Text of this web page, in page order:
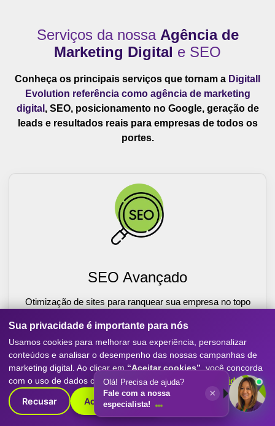
Serviços da nossa Agência de
Marketing Digital e SEO
Conheça os principais serviços que tornam a Digitall
Evolution referência como agência de marketing
digital , SEO, posicionamento no Google, geração de
leads e resultados reais para empresas de todos os
portes.
SEO Avançado
Otimização de sites para ranquear sua empresa no topo
técnico, conteúdo estratégico e link building para atrair
clientes e aumentar a autoridade da sua marca.
Saiba Mais
Sua privacidade é importante para nós
Usamos cookies para melhorar sua experiência, personalizar
conteúdos e analisar o desempenho das nossas campanhas de
marketing digital. Ao clicar em “Aceitar cookies” , você concorda
com o uso de dados conforme nossaPolítica de Privacidade.
Recusar Aceitar cookies
Olá! Precisa de ajuda?
Fale com a nossa
especialista!
×